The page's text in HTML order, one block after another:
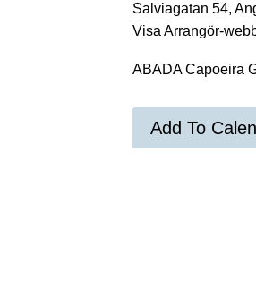
Salviagatan 54,
ABADA Capoeira
Visa Arrangör-
Add To